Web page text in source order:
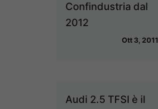
Confindustria dal
2012
Ott 3, 2011
Audi 2.5 TFSI è il